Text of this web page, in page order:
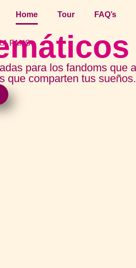
Home Tour FAQ’s
FANS
para los fandoms que
que comparten tus sueños.